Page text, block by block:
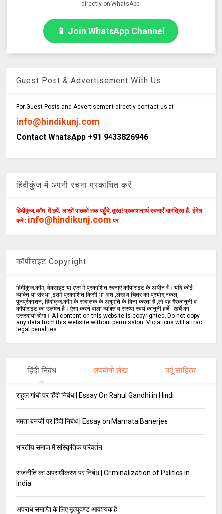
directly on WhatsApp.
📱 Join WhatsApp Channel
Guest Post & Advertisement With Us
For Guest Posts and Advertisement directly contact us at -
info@hindikunj.com
Contact WhatsApp +91 9433826946
हिंदीकुंज में अपनी रचना प्रकाशित करें
हिंदीकुंज.कॉम में छपें. लाखों पाठकों तक पहुँचें, तुरंत! प्रकाशनार्थ रचनाएँ आमंत्रित हैं. ईमेल
करें : info@hindikunj.com पर
कॉपीराइट Copyright
हिंदीकुंज.कॉम, वेबसाइट या एप्स में प्रकाशित रचनाएं कॉपीराइट के अधीन हैं। यदि कोई
व्यक्ति या संस्था ,इसमें प्रकाशित किसी भी अंश ,लेख व चित्र का प्रयोग,नकल,
पुनर्प्रकाशन, हिंदीकुंज.कॉम के संचालक के अनुमति के बिना करता है ,तो यह गैरकानूनी व
कॉपीराइट का उलंघन है। ऐसा करने वाला व्यक्ति व संस्था स्वयं कानूनी हर्ज़े - खर्चे का
उत्तरदायी होगा। All content on this website is copyrighted. Do not copy
any data from this website without permission. Violations will attract
legal penalties.
हिंदी निबंध उपयोगी लेख उर्दू साहित्य
राहुल गांधी पर हिंदी निबंध | Essay On Rahul Gandhi in Hindi
ममता बनर्जी पर हिंदी निबंध | Essay on Mamata Banerjee
भारतीय समाज में सांस्कृतिक परिवर्तन
राजनीति का अपराधीकरण पर निबंध | Criminalization of Politics in
India
अपराध समाप्ति के लिए मृत्युदण्ड आवश्यक है